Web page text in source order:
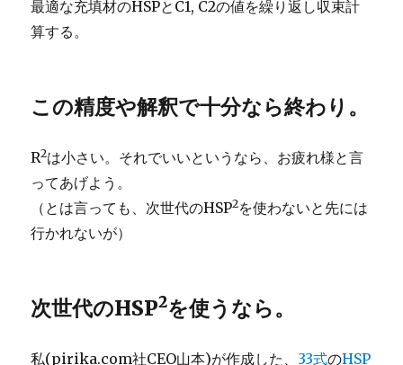
最適な充填材のHSPとC1, C2の値を繰り返し収束計
算する。
この精度や解釈で十分なら終わり。
R2は小さい。それでいいというなら、お疲れ様と言
ってあげよう。
（とは言っても、次世代のHSP2を使わないと先には
行かれないが）
次世代のHSP2を使うなら。
私(pirika.com社CEO山本)が作成した、 33式のHSP